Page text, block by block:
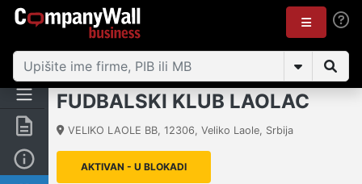
Rezime
FUDBALSKI KLUB LAOLAC
VELIKO LAOLE BB, 12306, Veliko Laole, Srbija
AKTIVAN - U BLOKADI